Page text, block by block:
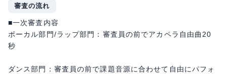
審査の流れ
■一次審査内容
ボーカル部門/ラップ部門：審査員の前でアカペラ自由曲20
秒
ダンス部門：審査員の前で課題音源に合わせて自由にパフォ